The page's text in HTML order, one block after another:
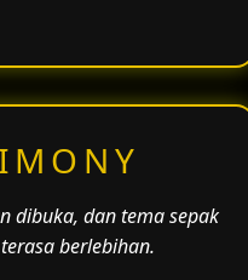
dibuka, dan tema sepak
berlebihan.